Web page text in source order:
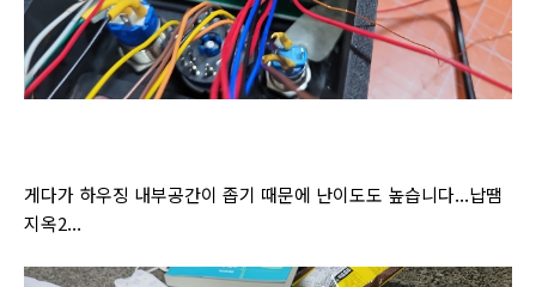
게다가 하우징 내부공간이 좁기 때문에 난이도도 높습니다...납땜
지옥2...